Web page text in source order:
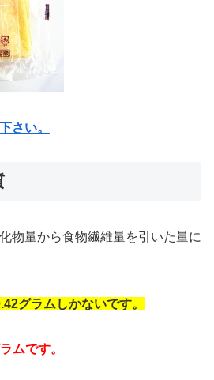
さい。
物量から食物繊維量を引いた量に
グラムしかないです。
ムです。